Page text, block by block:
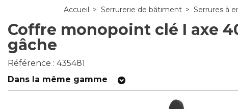
Accueil > Serrurerie de bâtiment > Serrures à
Coffre monopoint clé I axe
gâche
Référence : 435481
Dans la même gamme